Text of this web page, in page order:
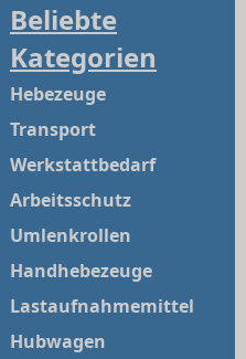
Beliebte
Kategorien
Hebezeuge
Transport
Werkstattbedarf
Arbeitsschutz
Umlenkrollen
Handhebezeuge
Lastaufnahmemittel
Hubwagen